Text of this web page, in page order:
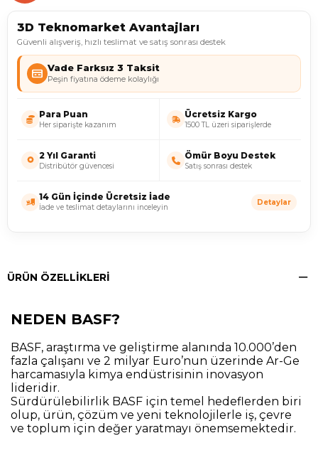
İndirim
3D Teknomarket Avantajları
Güvenli alışveriş, hızlı teslimat ve satış sonrası destek
Vade Farksız 3 Taksit
Peşin fiyatına ödeme kolaylığı
Para Puan
Her siparişte kazanım
Ücretsiz Kargo
1500 TL üzeri siparişlerde
2 Yıl Garanti
Distribütör güvencesi
Ömür Boyu Destek
Satış sonrası destek
14 Gün İçinde Ücretsiz İade
İade ve teslimat detaylarını inceleyin
Detaylar
ÜRÜN ÖZELLIKLERI
NEDEN BASF?
BASF, araştırma ve geliştirme alanında 10.000’den
fazla çalışanı ve 2 milyar Euro’nun üzerinde Ar-Ge
harcamasıyla kimya endüstrisinin inovasyon
lideridir.
Sürdürülebilirlik BASF için temel hedeflerden biri
olup, ürün, çözüm ve yeni teknolojilerle iş, çevre
ve toplum için değer yaratmayı önemsemektedir.